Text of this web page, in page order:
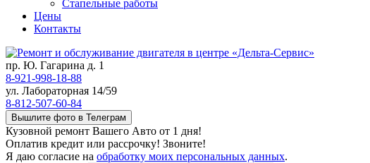
Стапельные работы
Цены
Контакты
пр. Ю. Гагарина д. 1
8-921-998-18-88
ул. Лабораторная 14/59
8-812-507-60-84
Вышлите фото в Телеграм
Кузовной ремонт Вашего Авто от 1 дня!
Оплатив кредит или рассрочку! Звоните!
Я даю согласие на обработку моих персональных данных.